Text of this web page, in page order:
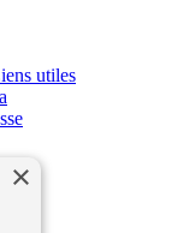
utiles
×